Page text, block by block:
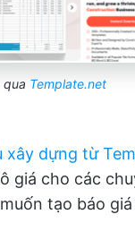
qua Template.net
xây dựng từ
giá cho các
tạo báo